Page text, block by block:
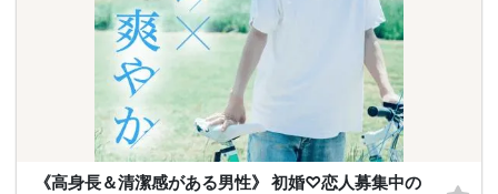
《高身長＆清潔感がある男性》 初婚♡恋人募集中の